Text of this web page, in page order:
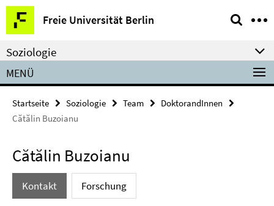
Springe
direkt
zu
Inhalt
Freie Universität Berlin
Service-
Navigation
Soziologie
MENÜ
Startseite Soziologie Team
DoktorandInnen
Cătălin Buzoianu
Cătălin Buzoianu
Kontakt Forschung